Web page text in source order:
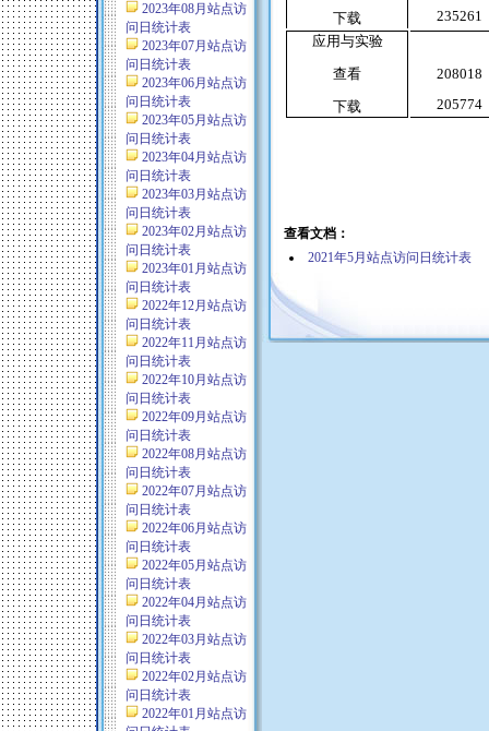
2023年08月站点访
问日统计表
2023年07月站点访
问日统计表
2023年06月站点访
问日统计表
2023年05月站点访
问日统计表
2023年04月站点访
问日统计表
2023年03月站点访
问日统计表
2023年02月站点访
问日统计表
2023年01月站点访
问日统计表
2022年12月站点访
问日统计表
2022年11月站点访
问日统计表
2022年10月站点访
问日统计表
2022年09月站点访
问日统计表
2022年08月站点访
问日统计表
2022年07月站点访
问日统计表
2022年06月站点访
问日统计表
2022年05月站点访
问日统计表
2022年04月站点访
问日统计表
2022年03月站点访
问日统计表
2022年02月站点访
问日统计表
2022年01月站点访
下载
235261
应用与实验
查看
下载
208018
205774
查看文档：
2021年5月站点访问日统计表